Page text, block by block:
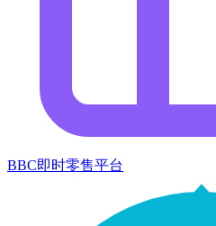
BBC即时零售平台